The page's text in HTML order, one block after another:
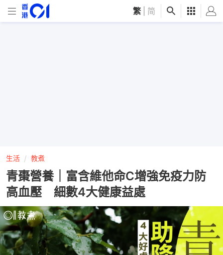
繁 简
生活 教煮
青棗營養｜富含維他命C增強免疫力防
高血壓 細數4大健康益處